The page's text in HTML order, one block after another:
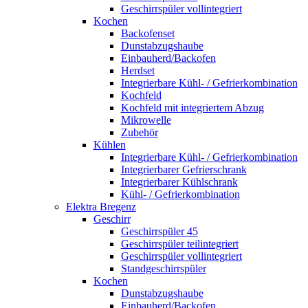
Geschirrspüler vollintegriert
Kochen
Backofenset
Dunstabzugshaube
Einbauherd/Backofen
Herdset
Integrierbare Kühl- / Gefrierkombination
Kochfeld
Kochfeld mit integriertem Abzug
Mikrowelle
Zubehör
Kühlen
Integrierbare Kühl- / Gefrierkombination
Integrierbarer Gefrierschrank
Integrierbarer Kühlschrank
Kühl- / Gefrierkombination
Elektra Bregenz
Geschirr
Geschirrspüler 45
Geschirrspüler teilintegriert
Geschirrspüler vollintegriert
Standgeschirrspüler
Kochen
Dunstabzugshaube
Einbauherd/Backofen